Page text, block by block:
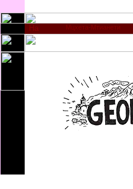
Мцхета-Мтианети